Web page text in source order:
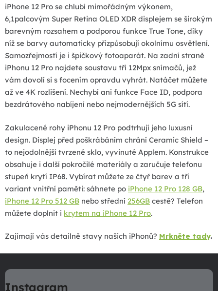
iPhone 12 Pro se chlubí mimořádným výkonem,
6,1palcovým Super Retina OLED XDR displejem se širokým
barevným rozsahem a podporou funkce True Tone, díky
níž se barvy automaticky přizpůsobují okolnímu osvětlení.
Samozřejmostí je i špičkový fotoaparát. Na zadní straně
iPhonu 12 Pro najdete soustavu tří 12Mpx snímačů, jež
vám dovolí si s focením opravdu vyhrát. Natáčet můžete
až ve 4K rozlišení. Nechybí ani funkce Face ID, podpora
bezdrátového nabíjení nebo nejmodernějších 5G sítí.
Zakulacené rohy iPhonu 12 Pro podtrhují jeho luxusní
design. Displej před poškrábáním chrání Ceramic Shield –
to nejodolnější tvrzené sklo, vyvinuté Applem. Konstrukce
obsahuje i další pokročilé materiály a zaručuje telefonu
stupeň krytí IP68. Vybírat můžete ze čtyř barev a tří
variant vnitřní paměti: sáhnete po iPhone 12 Pro 128 GB,
iPhone 12 Pro 512 GB nebo střední 256GB cestě? Telefon
můžete doplnit i krytem na iPhone 12 Pro.
Zajímají vás detailně stavy našich iPhonů? Mrkněte tady.
á
Instagram